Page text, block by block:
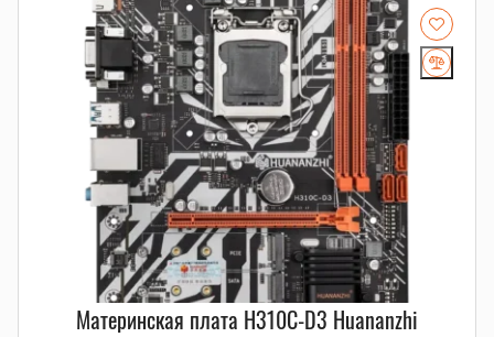
Материнская плата H310C-D3 Huananzhi